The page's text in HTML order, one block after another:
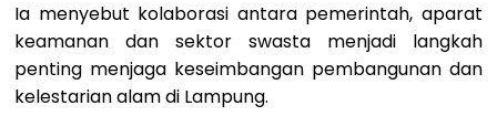
Ia menyebut kolaborasi antara pemerintah, aparat
keamanan dan sektor swasta menjadi langkah
penting menjaga keseimbangan pembangunan dan
kelestarian alam di Lampung.